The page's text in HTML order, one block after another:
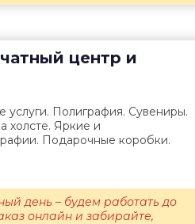
центр и
услуги. Полиграфия. Сувениры.
холсте. Яркие и
Подарочные коробки.
день – будем работать до
онлайн и забирайте,